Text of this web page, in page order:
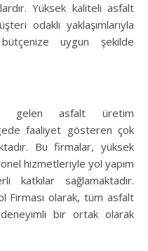
Yüksek kaliteli asfalt
odaklı yaklaşımlarıyla
uygun şekilde
gelen asfalt üretim
faaliyet gösteren çok
Bu firmalar, yüksek
hizmetleriyle yol yapım
katkılar sağlamaktadır.
Firması olarak, tüm asfalt
bir ortak olarak